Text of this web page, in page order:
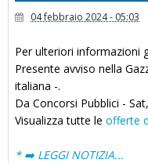
04 febbraio 2024 - 05:03
Per ulteriori informazioni
Presente avviso nella
italiana -.
Da Concorsi Pubblici -
Visualizza tutte le offerte
* ➡️ LEGGI NOTIZIA...